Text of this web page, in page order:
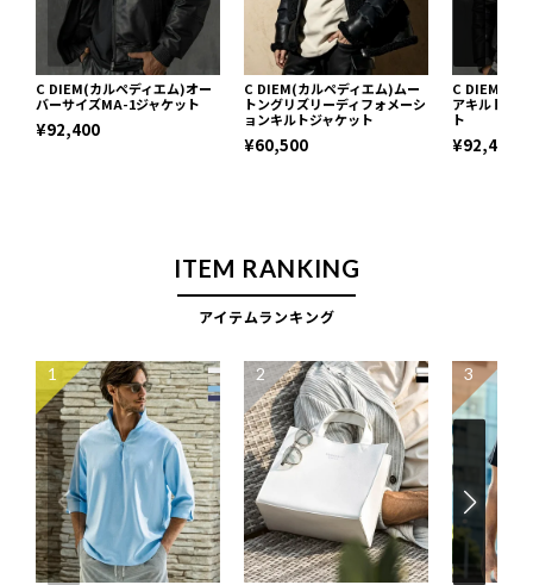
C DIEM(カルペディエム)オー
バーサイズMA-1ジャケット
¥92,400
C DIEM(カルペディエム)ムー
トングリズリーディフォメーシ
ョンキルトジャケット
¥60,500
C DIEM(カ
アキルトレ
ト
¥92,400
ITEM RANKING
アイテムランキング
1 2 3